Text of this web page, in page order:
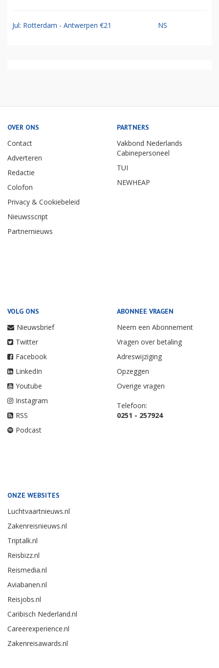
Jul: Rotterdam - Antwerpen €21 NS
OVER ONS
Contact
Adverteren
Redactie
Colofon
Privacy & Cookiebeleid
Nieuwsscript
Partnernieuws
PARTNERS
Vakbond Nederlands
Cabinepersoneel
TUI
NEWHEAP
VOLG ONS
Nieuwsbrief
Twitter
Facebook
LinkedIn
Youtube
Instagram
RSS
Podcast
ABONNEE VRAGEN
Neem een Abonnement
Vragen over betaling
Adreswijziging
Opzeggen
Overige vragen
Telefoon:
0251 - 257924
ONZE WEBSITES
Luchtvaartnieuws.nl
Zakenreisnieuws.nl
Triptalk.nl
Reisbizz.nl
Reismedia.nl
Aviabanen.nl
Reisjobs.nl
Caribisch Nederland.nl
Careerexperience.nl
Zakenreisawards.nl